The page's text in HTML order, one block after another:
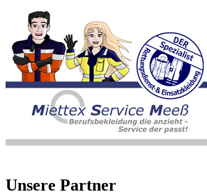
Unsere Partner